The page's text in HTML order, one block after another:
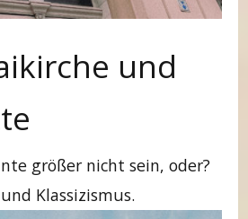
und
größer nicht sein, oder?
Klassizismus.